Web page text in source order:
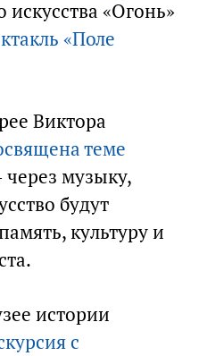
«Огонь»
«Поле
Виктора
теме
музыку,
будут
культуру и
истории
с